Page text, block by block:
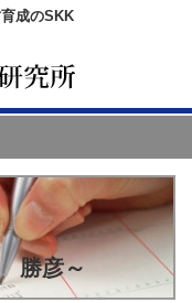
成のSKK
勝彦～